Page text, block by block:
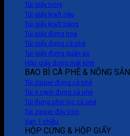
Túi giấy Ivory
Túi giấy kraft nâu
Túi giấy kraft trắng
Túi giấy đựng hoa
Túi giấy đựng cà phê
Túi giấy đựng quần áo
Hộp giấy đựng mắt kính
BAO BÌ CÀ PHÊ & NÔNG SẢN
Túi zipper đựng cà phê
Túi 4 cạnh đựng cà phê
Túi đựng phin lọc cà phê
Túi zipper đáy tròn
Van 1 chiều
HỘP CỨNG & HỘP GIẤY